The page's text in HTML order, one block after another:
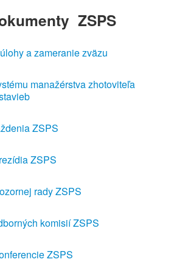
ZSPS
a zameranie zväzu
manažérstva zhotoviteľa
ZSPS
ZSPS
rady ZSPS
komisií ZSPS
ZSPS